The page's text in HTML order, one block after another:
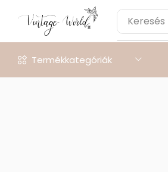
Keresés
Termékkategóriák